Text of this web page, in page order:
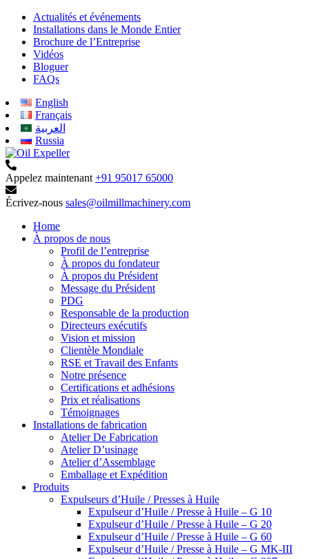
Actualités et événements
Installations dans le Monde Entier
Brochure de l’Entreprise
Vidéos
Bloguer
FAQs
English
Français
العربية
Russia
Appelez maintenant +91 95017 65000
Écrivez-nous sales@oilmillmachinery.com
Home
À propos de nous
Profil de l’entreprise
À propos du fondateur
À propos du Président
Message du Président
PDG
Responsable de la production
Directeurs exécutifs
Vision et mission
Clientèle Mondiale
RSE et Travail des Enfants
Notre présence
Certifications et adhésions
Prix et réalisations
Témoignages
Installations de fabrication
Atelier De Fabrication
Atelier D’usinage
Atelier d’Assemblage
Emballage et Expédition
Produits
Expulseurs d’Huile / Presses à Huile
Expulseur d’Huile / Presse à Huile – G 10
Expulseur d’Huile / Presse à Huile – G 20
Expulseur d’Huile / Presse à Huile – G 60
Expulseur d’Huile / Presse à Huile – G MK-III